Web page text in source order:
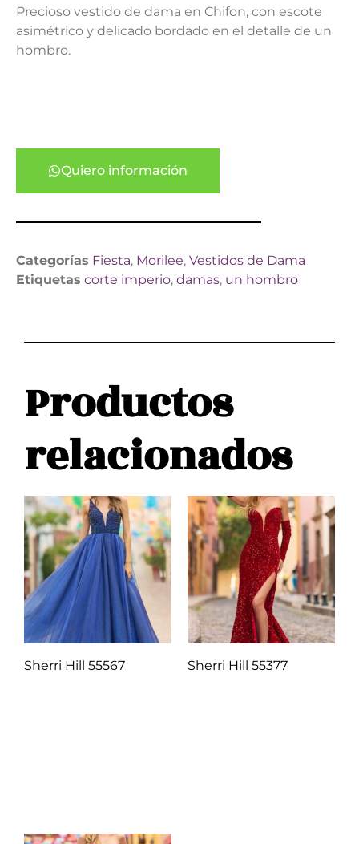
Precioso vestido de dama en Chifon, con escote
asimétrico y delicado bordado en el detalle de un
hombro.
Quiero información
Categorías Fiesta, Morilee, Vestidos de Dama
Etiquetas corte imperio, damas, un hombro
Productos
relacionados
Sherri Hill 55567 Sherri Hill 55377